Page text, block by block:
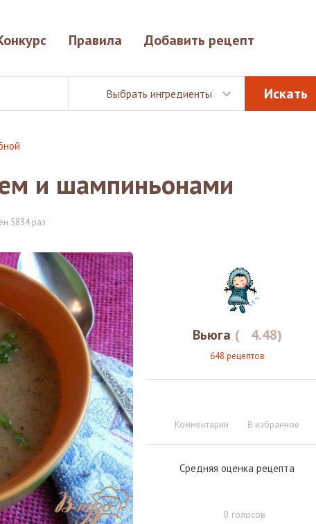
Правила Добавить рецепт
Выбрать ингредиенты
и шампиньонами
5834 раз
Вьюга ( 4.48)
648 рецептов
Комментарии В избранное
Средняя оценка рецепта
0 голосов